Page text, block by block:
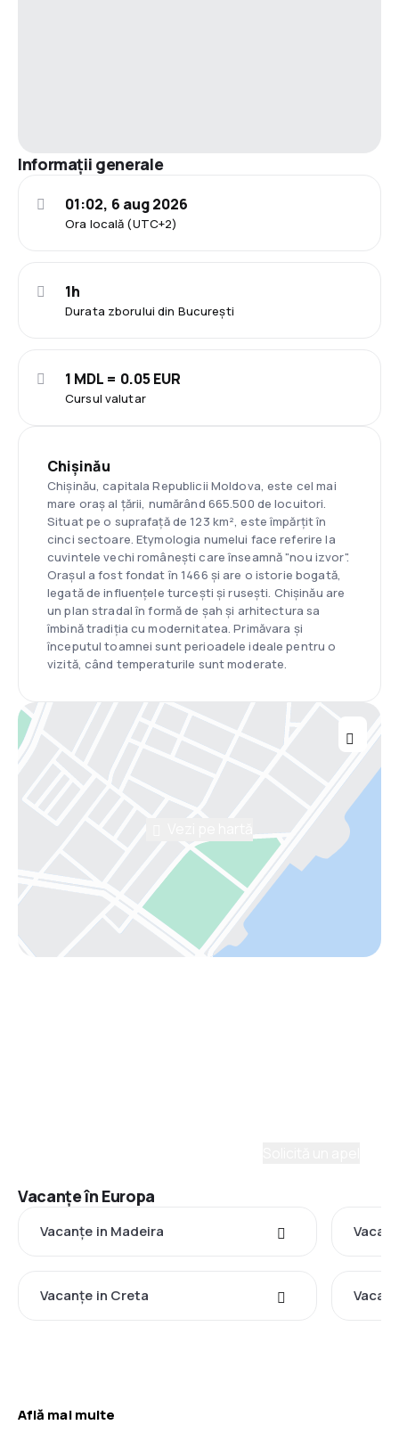
Informații generale
Ora locală (UTC+2)
01:02, 6 aug 2026
Durata zborului din București
1h
Cursul valutar
1 MDL = 0.05 EUR
Chișinău
Chișinău, capitala Republicii Moldova, este cel mai
mare oraș al țării, numărând 665.500 de locuitori.
Situat pe o suprafață de 123 km², este împărțit în
cinci sectoare. Etymologia numelui face referire la
cuvintele vechi românești care înseamnă "nou izvor".
Orașul a fost fondat în 1466 și are o istorie bogată,
legată de influențele turcești și rusești. Chișinău are
un plan stradal în formă de șah și arhitectura sa
îmbină tradiția cu modernitatea. Primăvara și
începutul toamnei sunt perioadele ideale pentru o
vizită, când temperaturile sunt moderate.
Vacanţe în Europa
Vacanţe in Madeira
Vacanţe in Creta
Află mai multe